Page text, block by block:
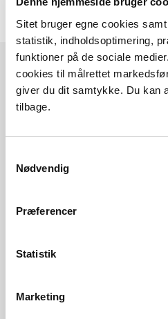
Sitet bruger egne cookies
statistik, indholdsoptimering,
funktioner på de sociale
cookies til målrettet
giver du dit samtykke. Du kan
tilbage.
Nødvendig
Præferencer
Statistik
Marketing
Sådan kommer du
Parkering
Med offentlig transport
Der er ingen